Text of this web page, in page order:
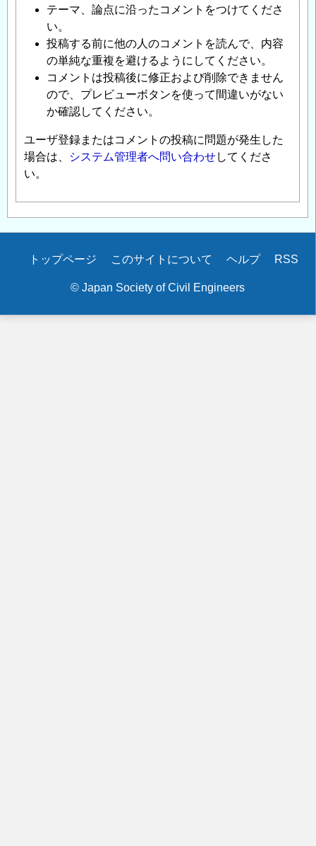
テーマ、論点に沿ったコメントをつけてくださ
い。
投稿する前に他の人のコメントを読んで、内容
の単純な重複を避けるようにしてください。
コメントは投稿後に修正および削除できません
ので、プレビューボタンを使って間違いがない
か確認してください。
ユーザ登録またはコメントの投稿に問題が発生した
場合は、
システム管理者へ問い合わせしてくださ
い。
Secondary
トップページ このサイトについて ヘルプ RSS
© Japan Society of Civil Engineers